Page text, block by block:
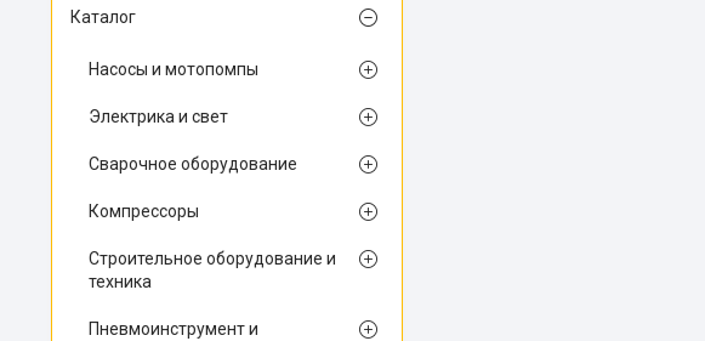
Каталог
Насосы и мотопомпы
Электрика и свет
Сварочное оборудование
Компрессоры
Строительное оборудование и
техника
Пневмоинструмент и